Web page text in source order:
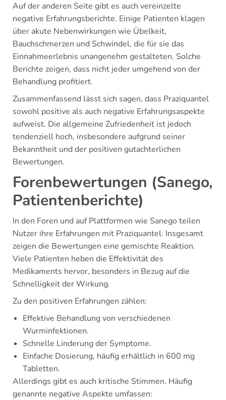
Auf der anderen Seite gibt es auch vereinzelte
negative Erfahrungsberichte. Einige Patienten klagen
über akute Nebenwirkungen wie Übelkeit,
Bauchschmerzen und Schwindel, die für sie das
Einnahmeerlebnis unangenehm gestalteten. Solche
Berichte zeigen, dass nicht jeder umgehend von der
Behandlung profitiert.
Zusammenfassend lässt sich sagen, dass Praziquantel
sowohl positive als auch negative Erfahrungsaspekte
aufweist. Die allgemeine Zufriedenheit ist jedoch
tendenziell hoch, insbesondere aufgrund seiner
Bekanntheit und der positiven gutachterlichen
Bewertungen.
Forenbewertungen (Sanego,
Patientenberichte)
In den Foren und auf Plattformen wie Sanego teilen
Nutzer ihre Erfahrungen mit Praziquantel. Insgesamt
zeigen die Bewertungen eine gemischte Reaktion.
Viele Patienten heben die Effektivität des
Medikaments hervor, besonders in Bezug auf die
Schnelligkeit der Wirkung.
Zu den positiven Erfahrungen zählen:
Effektive Behandlung von verschiedenen
Wurminfektionen.
Schnelle Linderung der Symptome.
Einfache Dosierung, häufig erhältlich in 600 mg
Tabletten.
Allerdings gibt es auch kritische Stimmen. Häufig
genannte negative Aspekte umfassen: